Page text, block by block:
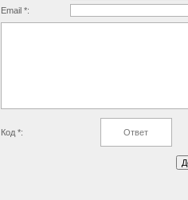
Email *:
Код *: